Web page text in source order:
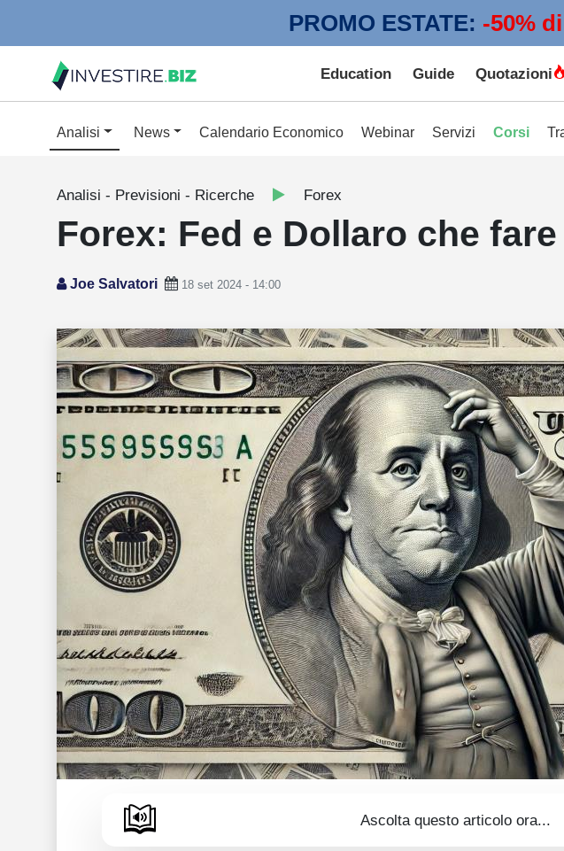
PROMO ESTATE: -50%
Education Guide Quotazioni
Analisi News Calendario Economico Webinar Servizi Corsi
Analisi - Previsioni - Ricerche Forex
Forex: Fed e Dollaro che
Joe Salvatori 18 set 2024 - 14:00
Ascolta questo articolo ora...